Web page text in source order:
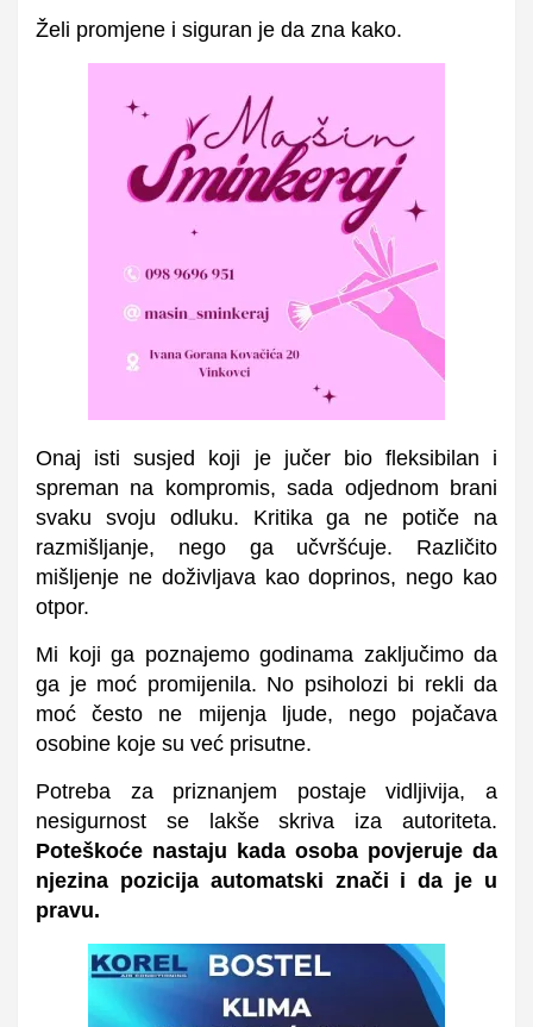
Želi promjene i siguran je da zna kako.
Onaj isti susjed koji je jučer bio fleksibilan i
spreman na kompromis, sada odjednom brani
svaku svoju odluku. Kritika ga ne potiče na
razmišljanje, nego ga učvršćuje. Različito
mišljenje ne doživljava kao doprinos, nego kao
otpor.
Mi koji ga poznajemo godinama zaključimo da
ga je moć promijenila. No psiholozi bi rekli da
moć često ne mijenja ljude, nego pojačava
osobine koje su već prisutne.
Potreba za priznanjem postaje vidljivija, a
nesigurnost se lakše skriva iza autoriteta.
Poteškoće nastaju kada osoba povjeruje da
njezina pozicija automatski znači i da je u
pravu.